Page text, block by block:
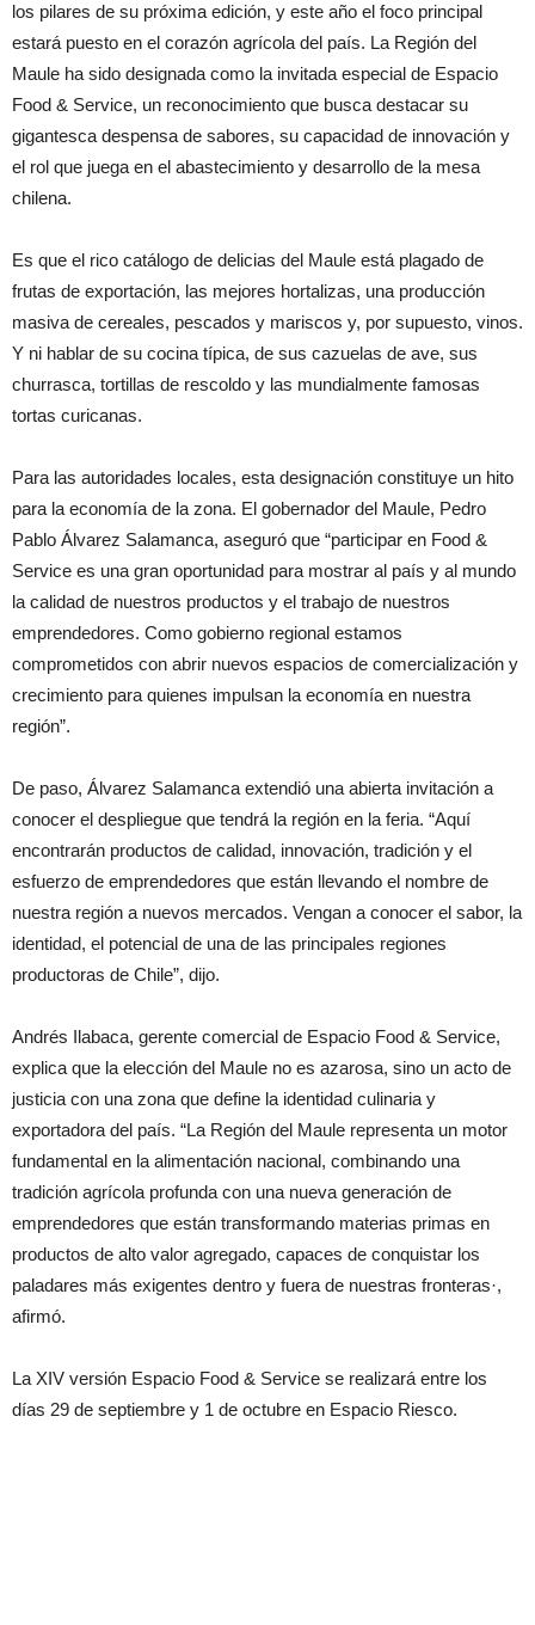
los pilares de su próxima edición, y este año el foco principal
estará puesto en el corazón agrícola del país. La Región del
Maule ha sido designada como la invitada especial de Espacio
Food & Service, un reconocimiento que busca destacar su
gigantesca despensa de sabores, su capacidad de innovación y
el rol que juega en el abastecimiento y desarrollo de la mesa
chilena.
Es que el rico catálogo de delicias del Maule está plagado de
frutas de exportación, las mejores hortalizas, una producción
masiva de cereales, pescados y mariscos y, por supuesto, vinos.
Y ni hablar de su cocina típica, de sus cazuelas de ave, sus
churrasca, tortillas de rescoldo y las mundialmente famosas
tortas curicanas.
Para las autoridades locales, esta designación constituye un hito
para la economía de la zona. El gobernador del Maule, Pedro
Pablo Álvarez Salamanca, aseguró que “participar en Food &
Service es una gran oportunidad para mostrar al país y al mundo
la calidad de nuestros productos y el trabajo de nuestros
emprendedores. Como gobierno regional estamos
comprometidos con abrir nuevos espacios de comercialización y
crecimiento para quienes impulsan la economía en nuestra
región”.
De paso, Álvarez Salamanca extendió una abierta invitación a
conocer el despliegue que tendrá la región en la feria. “Aquí
encontrarán productos de calidad, innovación, tradición y el
esfuerzo de emprendedores que están llevando el nombre de
nuestra región a nuevos mercados. Vengan a conocer el sabor, la
identidad, el potencial de una de las principales regiones
productoras de Chile”, dijo.
Andrés Ilabaca, gerente comercial de Espacio Food & Service,
explica que la elección del Maule no es azarosa, sino un acto de
justicia con una zona que define la identidad culinaria y
exportadora del país. “La Región del Maule representa un motor
fundamental en la alimentación nacional, combinando una
tradición agrícola profunda con una nueva generación de
emprendedores que están transformando materias primas en
productos de alto valor agregado, capaces de conquistar los
paladares más exigentes dentro y fuera de nuestras fronteras·,
afirmó.
La XIV versión Espacio Food & Service se realizará entre los
días 29 de septiembre y 1 de octubre en Espacio Riesco.